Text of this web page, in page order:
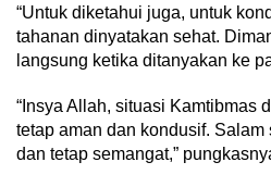
“Untuk diketahui juga, untuk
tahanan dinyatakan sehat.
langsung ketika ditanyakan ke
“Insya Allah, situasi Kamtibmas
tetap aman dan kondusif. Salam
dan tetap semangat,”